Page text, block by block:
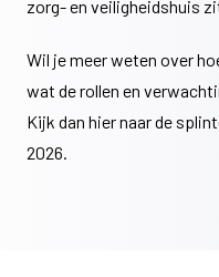
zorg- en veiligheidshuis
Wil je meer weten over
wat de rollen en
Kijk dan hier naar de
2026.